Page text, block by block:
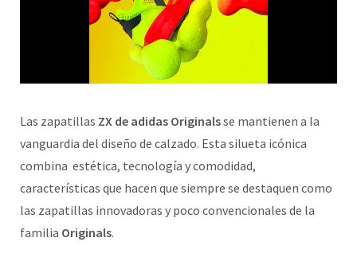
Las zapatillas ZX de adidas Originalsse mantienen a la
vanguardia del diseño de calzado. Esta silueta icónica
combina estética, tecnología y comodidad,
características que hacen que siempre se destaquen como
las zapatillas innovadoras y poco convencionales de la
familia Originals.